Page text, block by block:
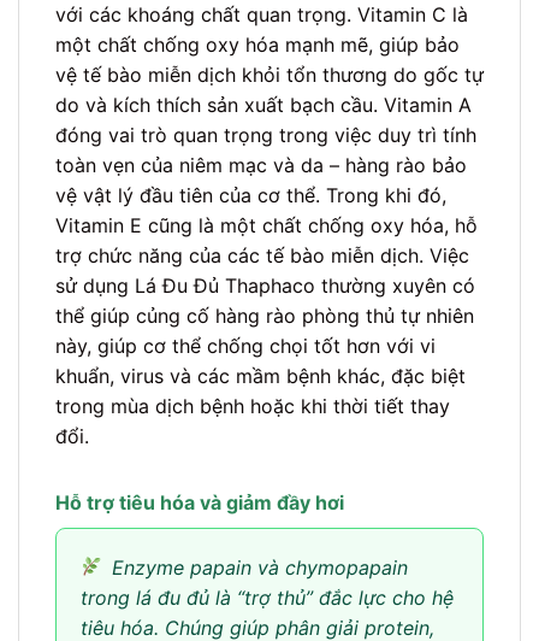
với các khoáng chất quan trọng. Vitamin C là
một chất chống oxy hóa mạnh mẽ, giúp bảo
vệ tế bào miễn dịch khỏi tổn thương do gốc tự
do và kích thích sản xuất bạch cầu. Vitamin A
đóng vai trò quan trọng trong việc duy trì tính
toàn vẹn của niêm mạc và da – hàng rào bảo
vệ vật lý đầu tiên của cơ thể. Trong khi đó,
Vitamin E cũng là một chất chống oxy hóa, hỗ
trợ chức năng của các tế bào miễn dịch. Việc
sử dụng Lá Đu Đủ Thaphaco thường xuyên có
thể giúp củng cố hàng rào phòng thủ tự nhiên
này, giúp cơ thể chống chọi tốt hơn với vi
khuẩn, virus và các mầm bệnh khác, đặc biệt
trong mùa dịch bệnh hoặc khi thời tiết thay
đổi.
Hỗ trợ tiêu hóa và giảm đầy hơi
Enzyme papain và chymopapain
trong lá đu đủ là “trợ thủ” đắc lực cho hệ
tiêu hóa. Chúng giúp phân giải protein,